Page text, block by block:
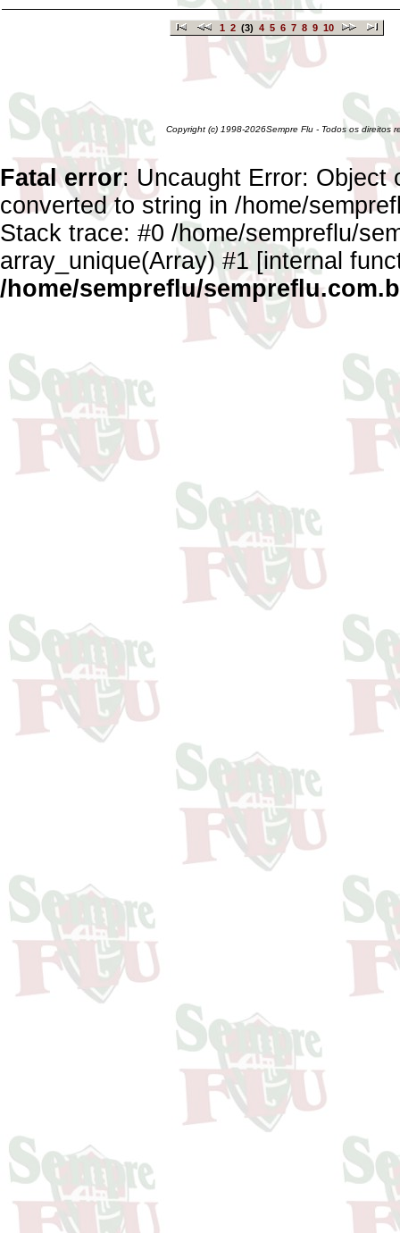
1 2 (3) 4 5 6 7 8 9 10
Copyright (c) 1998-2026Sempre Flu - Todos os direitos
Fatal error: Uncaught Error: Object
converted to string in /home/
Stack trace: #0 /home/sempreflu/
array_unique(Array) #1 [internal
/home/sempreflu/